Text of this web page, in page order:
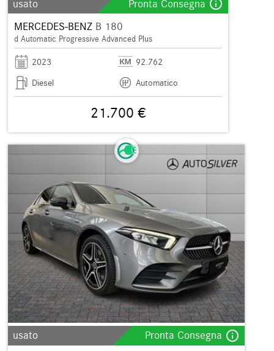
usato Pronta Consegna info_outline
MERCEDES-BENZ B 180
d Automatic Progressive Advanced Plus
2023
92.762
Diesel
Automatico
21.700 €
usato Pronta Consegna info_outline